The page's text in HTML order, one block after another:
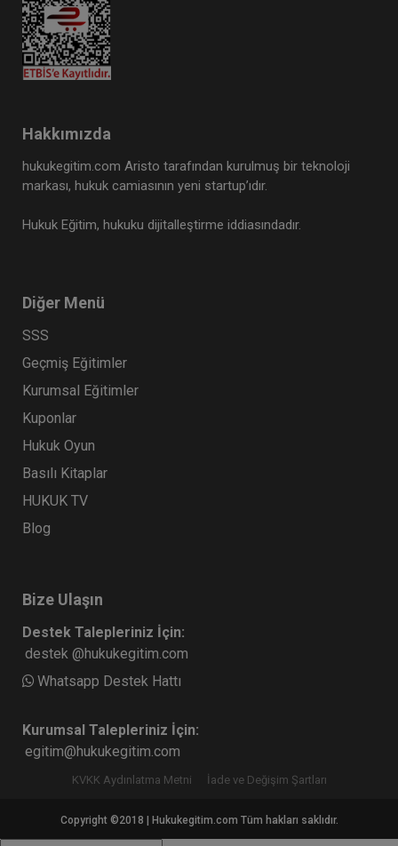
Hakkımızda
hukukegitim.com Aristo tarafından kurulmuş bir teknoloji
markası, hukuk camiasının yeni startup’ıdır.
Hukuk Eğitim, hukuku dijitalleştirme iddiasındadır.
Diğer Menü
SSS
Geçmiş Eğitimler
Kurumsal Eğitimler
Kuponlar
Hukuk Oyun
Basılı Kitaplar
HUKUK TV
Blog
Bize Ulaşın
Destek Talepleriniz İçin:
destek @hukukegitim.com
Whatsapp Destek Hattı
Kurumsal Talepleriniz İçin:
egitim@hukukegitim.com
KVKK Aydınlatma Metni İade ve Değişim Şartları
Copyright ©2018 | Hukukegitim.com Tüm hakları saklıdır.